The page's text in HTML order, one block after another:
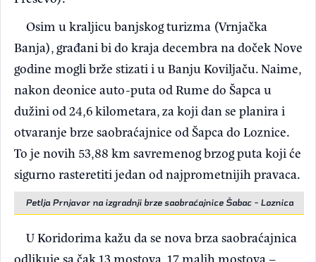
Osim u kraljicu banjskog turizma (Vrnjačka
Banja), građani bi do kraja decembra na doček Nove
godine mogli brže stizati i u Banju Koviljaču. Naime,
nakon deonice auto-puta od Rume do Šapca u
dužini od 24,6 kilometara, za koji dan se planira i
otvaranje brze saobraćajnice od Šapca do Loznice.
To je novih 53,88 km savremenog brzog puta koji će
sigurno rasteretiti jedan od najprometnijih pravaca.
Petlja Prnjavor na izgradnji brze saobraćajnice Šabac - Loznica
U Koridorima kažu da se nova brza saobraćajnica
odlikuje sa čak 13 mostova, 17 malih mostova –